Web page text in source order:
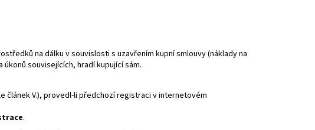
na dálku v souvislosti s uzavřením kupní smlouvy (náklady na
souvisejících, hradí kupující sám.
článek V.), provedl-li předchozí registraci v internetovém
.